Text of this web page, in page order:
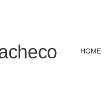
HOME